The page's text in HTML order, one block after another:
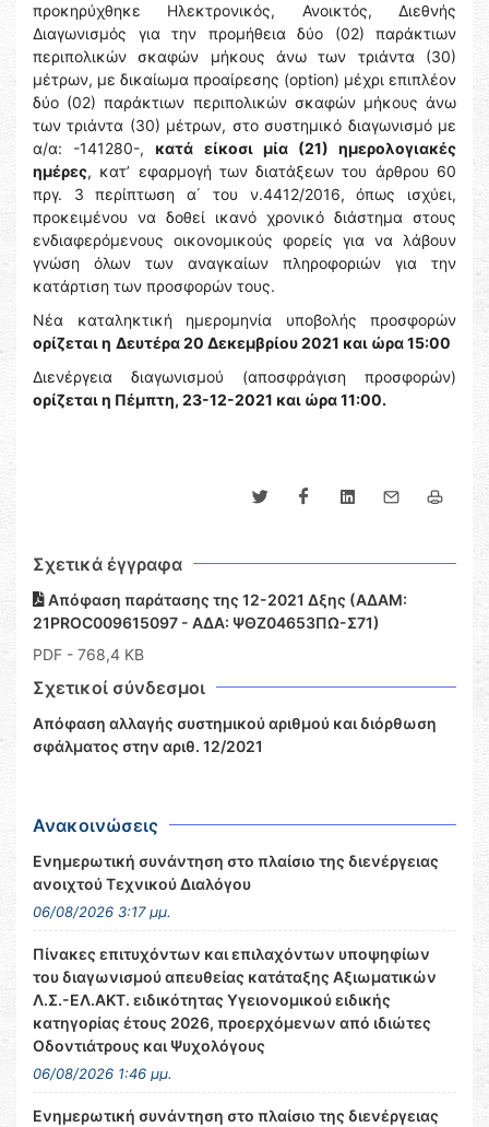
προκηρύχθηκε Ηλεκτρονικός, Ανοικτός, Διεθνής
Διαγωνισμός για την προμήθεια δύο (02) παράκτιων
περιπολικών σκαφών μήκους άνω των τριάντα (30)
μέτρων, με δικαίωμα προαίρεσης (option) μέχρι επιπλέον
δύο (02) παράκτιων περιπολικών σκαφών μήκους άνω
των τριάντα (30) μέτρων, στο συστημικό διαγωνισμό με
α/α: -141280-, κατά είκοσι μία (21) ημερολογιακές
ημέρες, κατ’ εφαρμογή των διατάξεων του άρθρου 60
πργ. 3 περίπτωση α΄ του ν.4412/2016, όπως ισχύει,
προκειμένου να δοθεί ικανό χρονικό διάστημα στους
ενδιαφερόμενους οικονομικούς φορείς για να λάβουν
γνώση όλων των αναγκαίων πληροφοριών για την
κατάρτιση των προσφορών τους.
Νέα καταληκτική ημερομηνία υποβολής προσφορών
ορίζεται η Δευτέρα 20 Δεκεμβρίου 2021 και ώρα 15:00
Διενέργεια διαγωνισμού (αποσφράγιση προσφορών)
ορίζεται η Πέμπτη, 23-12-2021 και ώρα 11:00.
Σχετικά έγγραφα
Απόφαση παράτασης της 12-2021 Δξης (ΑΔΑΜ:
21PROC009615097 - ΑΔΑ: ΨΘΖ04653ΠΩ-Σ71)
PDF - 768,4 KB
Σχετικοί σύνδεσμοι
Απόφαση αλλαγής συστημικού αριθμού και διόρθωση
σφάλματος στην αριθ. 12/2021
Ανακοινώσεις
Ενημερωτική συνάντηση στο πλαίσιο της διενέργειας
ανοιχτού Τεχνικού Διαλόγου
06/08/2026 3:17 μμ.
Πίνακες επιτυχόντων και επιλαχόντων υποψηφίων
του διαγωνισμού απευθείας κατάταξης Αξιωματικών
Λ.Σ.-ΕΛ.ΑΚΤ. ειδικότητας Υγειονομικού ειδικής
κατηγορίας έτους 2026, προερχόμενων από ιδιώτες
Οδοντιάτρους και Ψυχολόγους
06/08/2026 1:46 μμ.
Ενημερωτική συνάντηση στο πλαίσιο της διενέργειας